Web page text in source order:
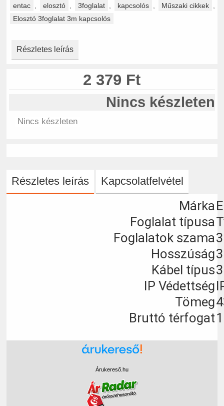
entac elosztó 3foglalat kapcsolós Műszaki cikkek
Elosztó 3foglalat 3m kapcsolós
Részletes leírás
2 379 Ft
Nincs készleten
Nincs készleten
Részletes leírás Kapcsolatfelvétel
Márka
Foglalat típusa
Foglalatok szama
Hosszúság
Kábel típus
IP Védettség
Tömeg
Bruttó térfogat
Árukereső.hu